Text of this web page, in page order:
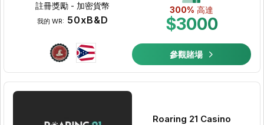
300% 高達
$3000
註冊獎勵 - 加密貨幣
我的 WR: 50xB&D
參觀賭場
Roaring 21 Casino